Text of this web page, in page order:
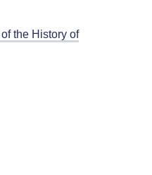
the History of